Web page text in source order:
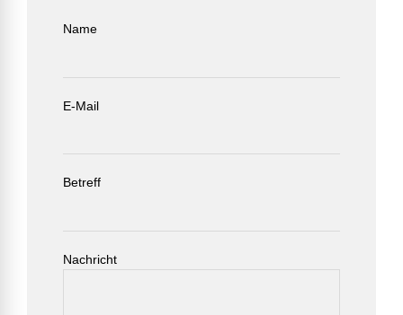
Name
E-Mail
Betreff
Nachricht